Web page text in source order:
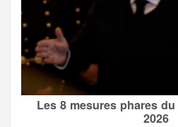
Les 8 mesures phares
2026